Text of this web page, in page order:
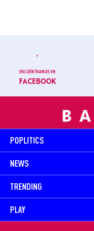
ENCUÉNTRANOS EN
FACEBOOK
POPLITICS
NEWS
TRENDING
PLAY